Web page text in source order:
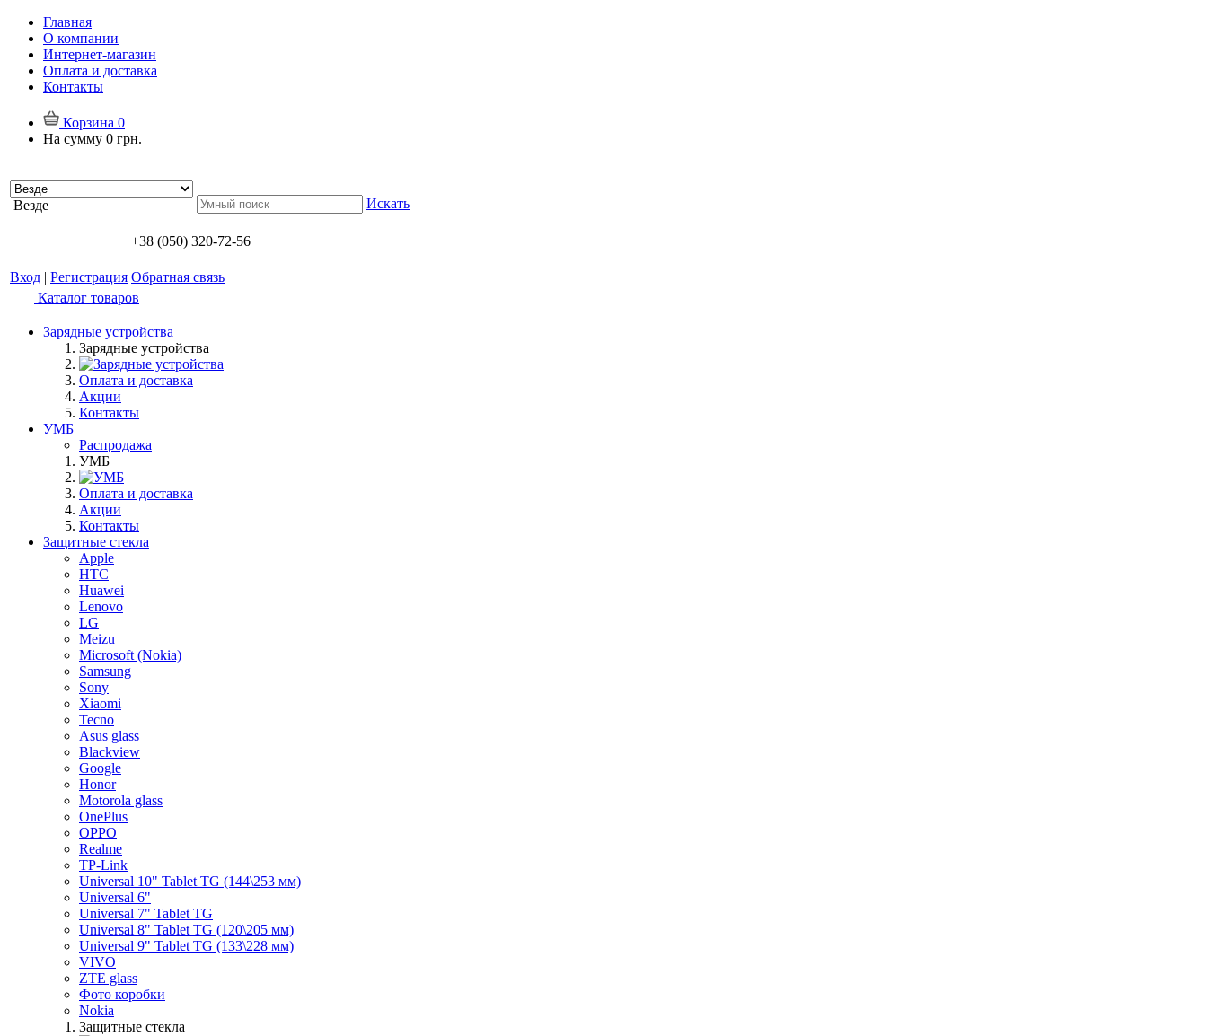
Главная
О компании
Интернет-магазин
Оплата и доставка
Контакты
Корзина 0
На сумму 0 грн.
Везде Искать
+38 (050) 320-72-56
Вход | Регистрация Обратная связь
Каталог товаров
Зарядные устройства
Зарядные устройства
Оплата и доставка
Акции
Контакты
УМБ
Распродажа
УМБ
Оплата и доставка
Акции
Контакты
Защитные стекла
Apple
HTC
Huawei
Lenovo
LG
Meizu
Microsoft (Nokia)
Samsung
Sony
Xiaomi
Tecno
Asus glass
Blackview
Google
Honor
Motorola glass
OnePlus
OPPO
Realme
TP-Link
Universal 10" Tablet TG (144\253 мм)
Universal 6"
Universal 7" Tablet TG
Universal 8" Tablet TG (120\205 мм)
Universal 9" Tablet TG (133\228 мм)
VIVO
ZTE glass
Фото коробки
Nokia
Защитные стекла